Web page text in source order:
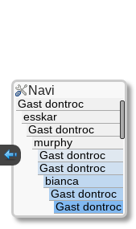
Navi
Gast dontroc
esskar
Gast dontroc
murphy
Gast dontroc
Gast dontroc
bianca
Gast dontroc
Gast dontroc